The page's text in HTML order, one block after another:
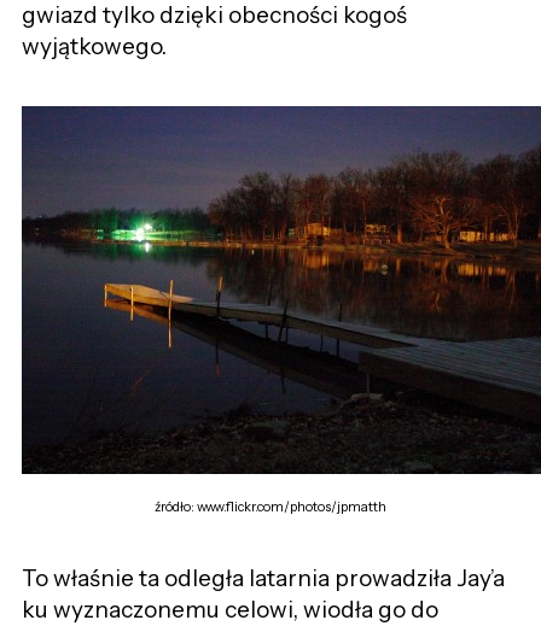
gwiazd tylko dzięki obecności kogoś
wyjątkowego.
źródło: www.flickr.com/photos/jpmatth
To właśnie ta odległa latarnia prowadziła Jay’a
ku wyznaczonemu celowi, wiodła go do